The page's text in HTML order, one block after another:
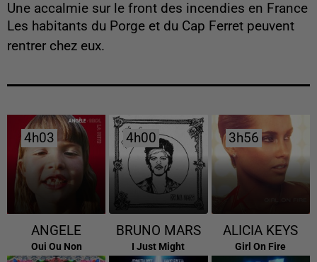
Une accalmie sur le front des incendies en France
Les habitants du Porge et du Cap Ferret peuvent
rentrer chez eux.
4h03
4h03
ANGELE
Oui Ou Non
4h00
4h00
BRUNO MARS
I Just Might
3h56
3h56
ALICIA KEYS
Girl On Fire